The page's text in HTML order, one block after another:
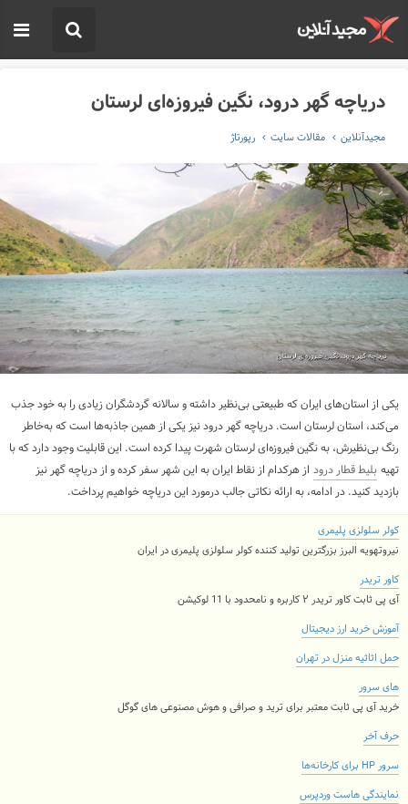
دریاچه گهر درود، نگین فیروزه‌ای لرستان
مجیدآنلاین مقالات سایت رپورتاژ
یکی از استان‌های ایران که طبیعتی بی‌نظیر داشته و سالانه گردشگران زیادی را به خود جذب
می‌کند، استان لرستان است. دریاچه گهر درود نیز یکی از همین جاذبه‌ها است که به‌خاطر
رنگ بی‌نظیرش، به نگین فیروزه‌ای لرستان شهرت پیدا کرده است. این قابلیت وجود دارد که با
تهیه بلیط قطار درود از هرکدام از نقاط ایران به این شهر سفر کرده و از دریاچه گهر نیز
بازدید کنید. در ادامه، به ارائه نکاتی جالب درمورد این دریاچه خواهیم پرداخت.
کولر سلولزی پلیمری
نیروتهویه البرز بزرگترین تولید کننده کولر سلولزی پلیمری در ایران
کاور تریدر
آی پی ثابت کاور تریدر ۲ کاربره و نامحدود با 11 لوکیشن
آموزش خرید ارز دیجیتال
حمل اثاثیه منزل در تهران
های سرور
خرید آی پی ثابت معتبر برای ترید و صرافی و هوش مصنوعی های گوگل
حرف آخر
سرور HP برای کارخانه‌ها
نمایندگی هاست وردپرس